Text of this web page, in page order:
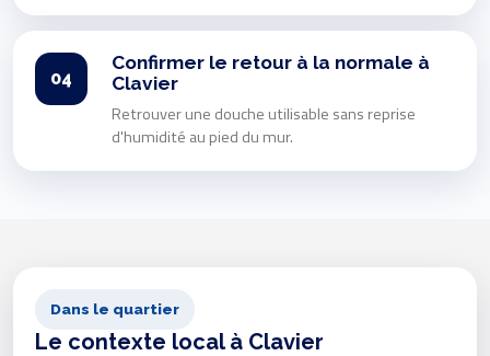
04
Confirmer le retour à la normale à
Clavier
Retrouver une douche utilisable sans reprise
d'humidité au pied du mur.
Dans le quartier
Le contexte local à Clavier